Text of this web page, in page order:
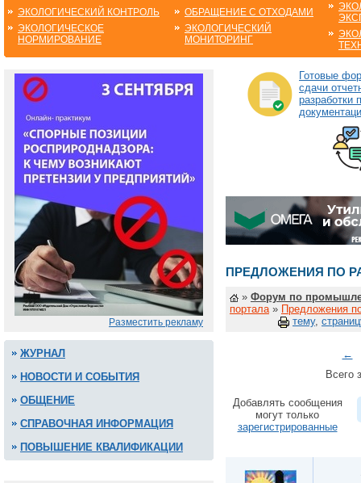
ЭКОЛОГИЧЕСКИЙ КОНТРОЛЬ
ЭКОЛОГИЧЕСКОЕ
НОРМИРОВАНИЕ
ОБРАЩЕНИЕ С ОТХОДАМИ
ЭКОЛОГИЧЕСКИЙ
МОНИТОРИНГ
Разместить рекламу
ЖУРНАЛ
НОВОСТИ И СОБЫТИЯ
ОБЩЕНИЕ
СПРАВОЧНАЯ ИНФОРМАЦИЯ
ПОВЫШЕНИЕ КВАЛИФИКАЦИИ
Готовые
сдачи
разработки
ПРЕДЛОЖЕНИЯ ПО
» Форум по
портала » Предложения
тему,
←
Всего
Добавлять сообщения
могут только
зарегистрированные